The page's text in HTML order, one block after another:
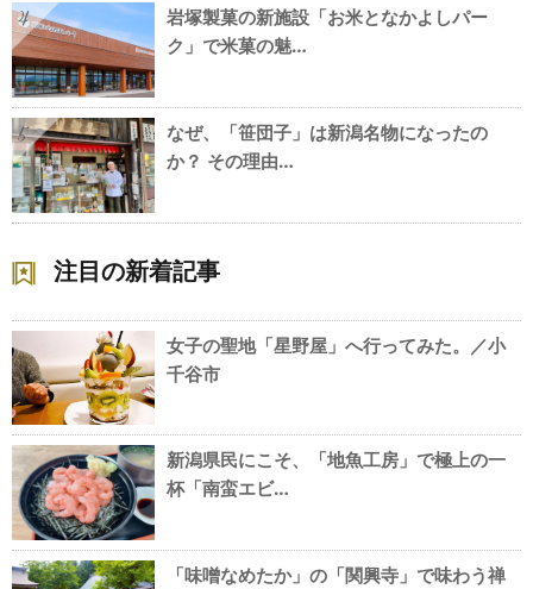
4
岩塚製菓の新施設「お米となかよしパー
ク」で米菓の魅…
5
なぜ、「笹団子」は新潟名物になったの
か？ その理由…
注目の新着記事
女子の聖地「星野屋」へ行ってみた。／小
千谷市
新潟県民にこそ、「地魚工房」で極上の一
杯「南蛮エビ…
「味噌なめたか」の「関興寺」で味わう禅